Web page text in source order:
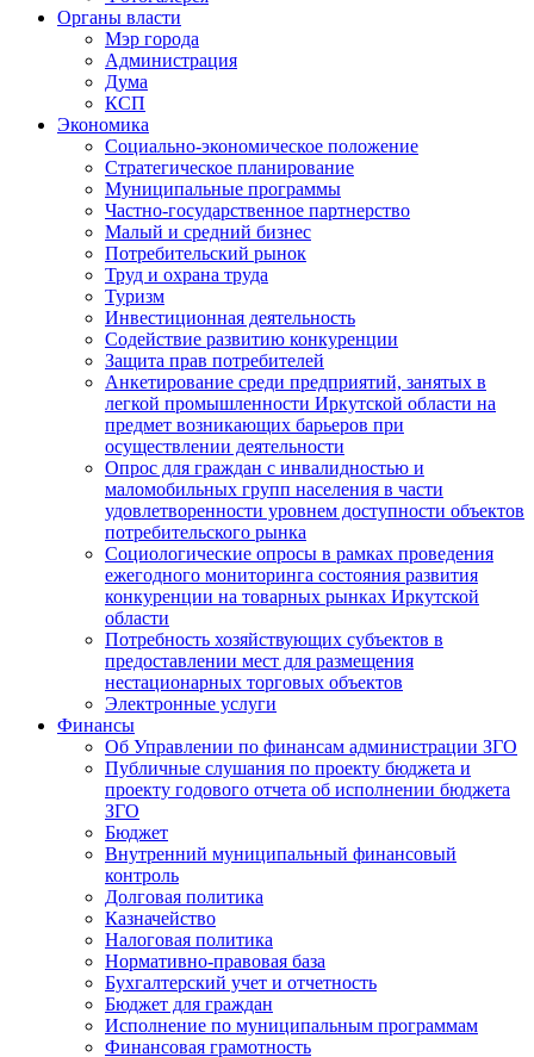
Органы власти
Мэр города
Администрация
Дума
КСП
Экономика
Социально-экономическое положение
Стратегическое планирование
Муниципальные программы
Частно-государственное партнерство
Малый и средний бизнес
Потребительский рынок
Труд и охрана труда
Туризм
Инвестиционная деятельность
Содействие развитию конкуренции
Защита прав потребителей
Анкетирование среди предприятий, занятых в
легкой промышленности Иркутской области на
предмет возникающих барьеров при
осуществлении деятельности
Опрос для граждан с инвалидностью и
маломобильных групп населения в части
удовлетворенности уровнем доступности объектов
потребительского рынка
Социологические опросы в рамках проведения
ежегодного мониторинга состояния развития
конкуренции на товарных рынках Иркутской
области
Потребность хозяйствующих субъектов в
предоставлении мест для размещения
нестационарных торговых объектов
Электронные услуги
Финансы
Об Управлении по финансам администрации ЗГО
Публичные слушания по проекту бюджета и
проекту годового отчета об исполнении бюджета
ЗГО
Бюджет
Внутренний муниципальный финансовый
контроль
Долговая политика
Казначейство
Налоговая политика
Нормативно-правовая база
Бухгалтерский учет и отчетность
Бюджет для граждан
Исполнение по муниципальным программам
Финансовая грамотность